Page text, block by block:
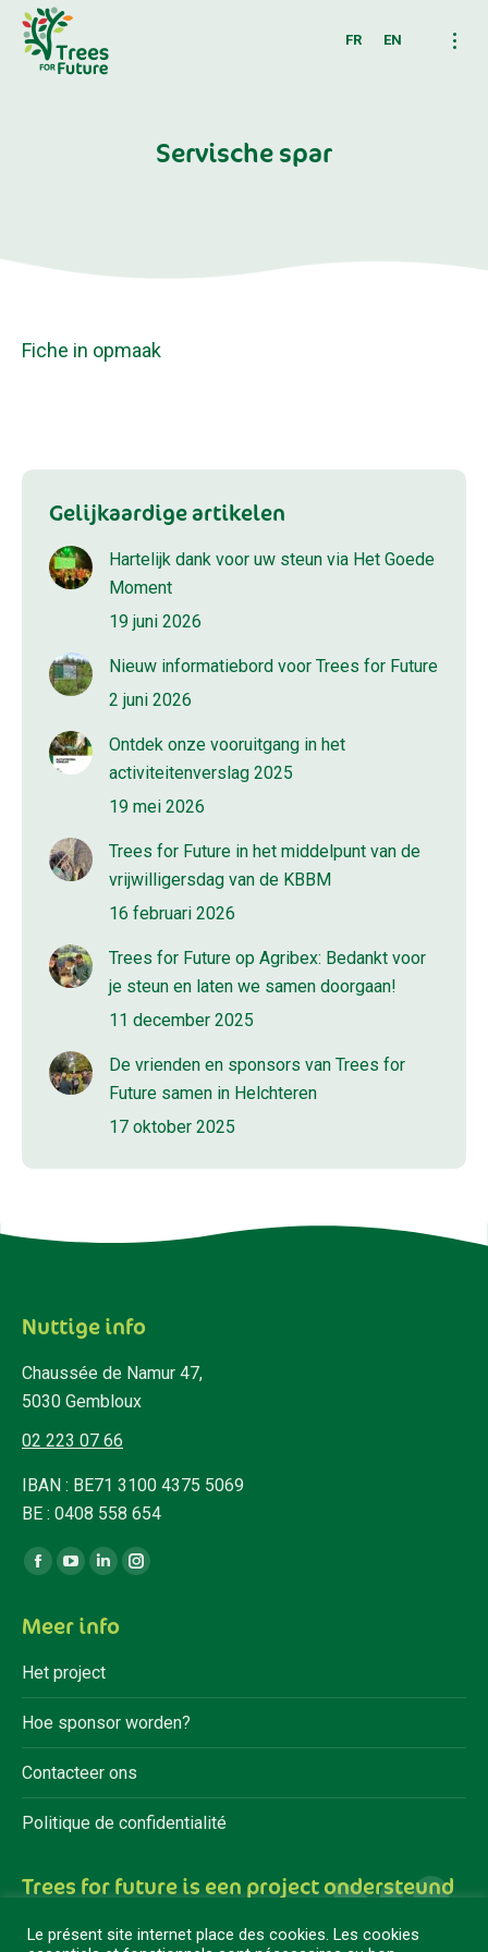
FR EN
Servische spar
Fiche in opmaak
Gelijkaardige artikelen
Hartelijk dank voor uw steun via Het Goede
Moment
19 juni 2026
Nieuw informatiebord voor Trees for Future
2 juni 2026
Ontdek onze vooruitgang in het
activiteitenverslag 2025
19 mei 2026
Trees for Future in het middelpunt van de
vrijwilligersdag van de KBBM
16 februari 2026
Trees for Future op Agribex: Bedankt voor
je steun en laten we samen doorgaan!
11 december 2025
De vrienden en sponsors van Trees for
Future samen in Helchteren
17 oktober 2025
Nuttige info
Chaussée de Namur 47,
5030 Gembloux
02 223 07 66
IBAN : BE71 3100 4375 5069
BE : 0408 558 654
Vind ons op:
Facebook
opens
new
window
YouTube
opens
new
window
Linkedin
opens
window
Instagram
window
Meer info
Het project
Hoe sponsor worden?
Contacteer ons
Politique de confidentialité
Trees for future is een project ondersteund
Le présent site internet place des cookies. Les cookies